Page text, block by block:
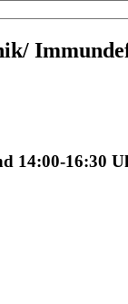
14:00-16:30